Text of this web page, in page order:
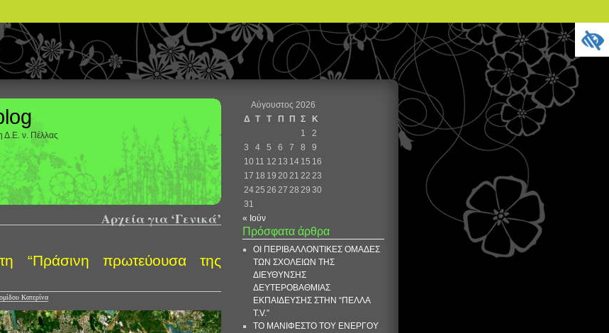
Δ.Ε. ν. Πέλλας
Αρχεία για ‘Γενικά’
“Πράσινη πρωτεύουσα της
Κατερίνα
Αύγουστος 2026
Δ
Τ Τ Π Π Σ
Κ
1
2
3
4 5 6 7 8
9
10 11 12 13 14 15 16
17 18 19 20 21 22 23
24 25 26 27 28 29 30
31
« Ιούν
Πρόσφατα άρθρα
ΟΙ ΠΕΡΙΒΑΛΛΟΝΤΙΚΕΣ ΟΜΑΔΕΣ
ΤΩΝ ΣΧΟΛΕΙΩΝ ΤΗΣ
ΔΙΕΥΘΥΝΣΗΣ
ΔΕΥΤΕΡΟΒΑΘΜΙΑΣ
ΕΚΠΑΙΔΕΥΣΗΣ ΣΤΗΝ “ΠΕΛΛΑ
T.V.”
ΤΟ ΜΑΝΙΦΕΣΤΟ ΤΟΥ ΕΝΕΡΓΟΥ